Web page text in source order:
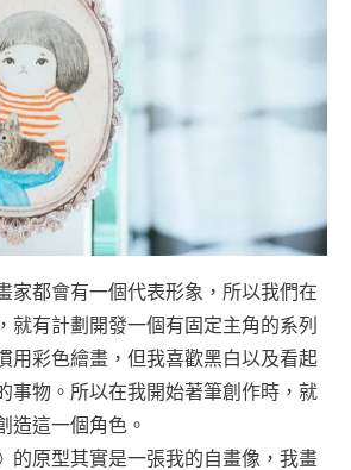
家都會有一個代表形象，所以我們在
就有計劃開發一個有固定主角的系列
用彩色繪畫，但我喜歡黑白以及看起
事物。所以在我開始著筆創作時，就
造這一個角色。
的原型其實是一張我的自畫像，我畫